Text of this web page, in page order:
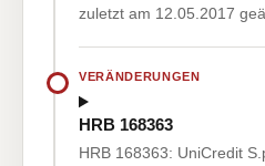
zuletzt am 12.05.2017
VERÄNDERUNGEN
HRB 168363
HRB 168363: UniCredit